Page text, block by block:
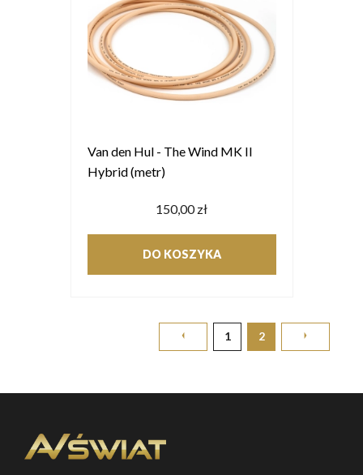
Van den Hul - The Wind MK II
Hybrid (metr)
150,00 zł
DO KOSZYKA
1 2